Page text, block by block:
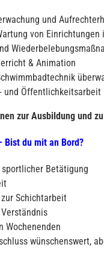
und
von Einrichtungen
& Animation
und Öffentlichkeitsarbeit
zur Ausbildung und
Bist du mit an Bord?
sportlicher Betätigung
Schichtarbeit
Wochenenden
wünschenswert,